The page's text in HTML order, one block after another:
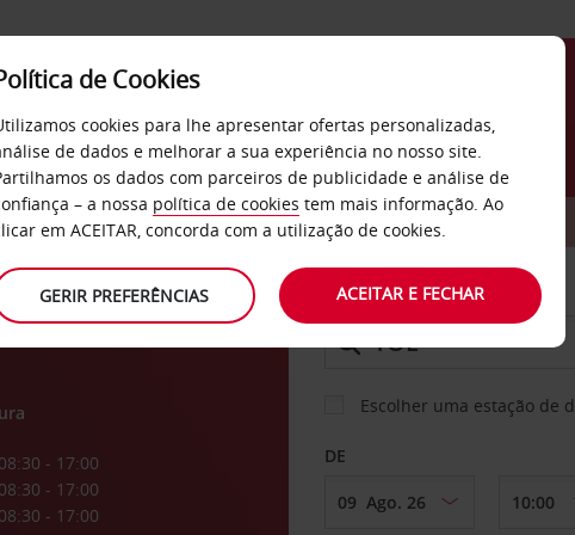
SERVIÇOS EMPRESAS
08:30 - 17:00
08:30 - 17:00
08:30 - 17:00
CARRO
LEVANTAR EM
Escolher uma estação de
DE
de Cookies
cookies para lhe apresentar ofertas personalizadas,
de dados e melhorar a sua experiência no nosso site.
os dados com parceiros de publicidade e análise de
– a nossa política de cookies tem mais informação. Ao
em ACEITAR, concorda com a utilização de cookies.
GERIR PREFERÊNCIAS ACEITAR E FECHAR